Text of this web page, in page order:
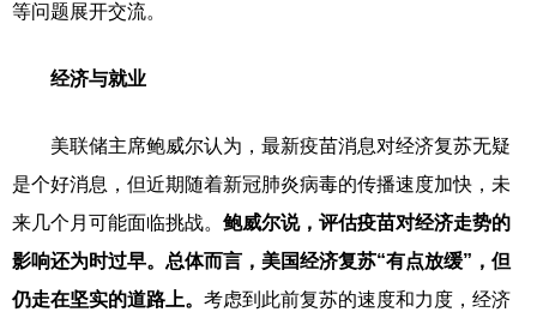
等问题展开交流。
经济与就业
美联储主席鲍威尔认为，最新疫苗消息对经济复苏无疑
是个好消息，但近期随着新冠肺炎病毒的传播速度加快，未
来几个月可能面临挑战。 鲍威尔说，评估疫苗对经济走势的
影响还为时过早。总体而言，美国经济复苏“有点放缓”，但
仍走在坚实的道路上。 考虑到此前复苏的速度和力度，经济